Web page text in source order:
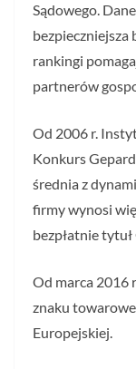
Sądowego.
bezpieczniejsza
rankingi
partnerów
Od 2006 r.
Konkurs
średnia z
firmy wynosi
bezpłatnie
Od marca 2016
znaku
Europejskiej.